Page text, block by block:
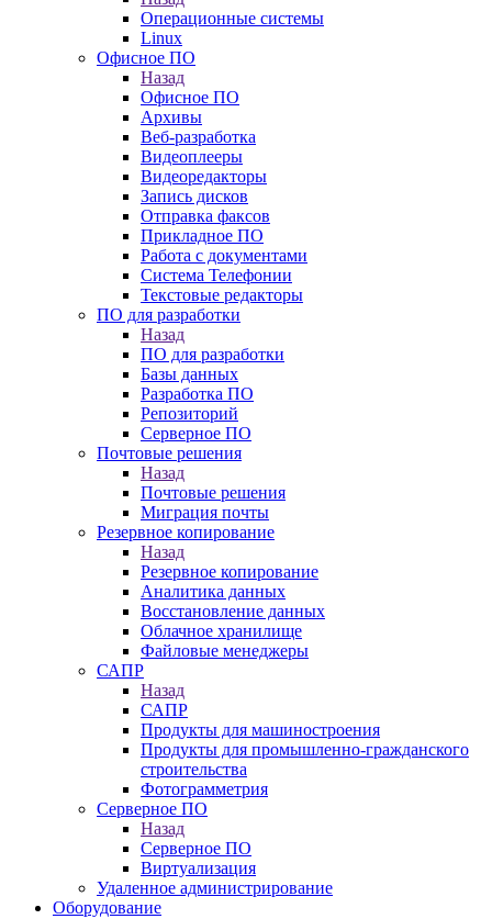
Операционные системы
Linux
Офисное ПО
Назад
Офисное ПО
Архивы
Веб-разработка
Видеоплееры
Видеоредакторы
Запись дисков
Отправка факсов
Прикладное ПО
Работа с документами
Система Телефонии
Текстовые редакторы
ПО для разработки
Назад
ПО для разработки
Базы данных
Разработка ПО
Репозиторий
Серверное ПО
Почтовые решения
Назад
Почтовые решения
Миграция почты
Резервное копирование
Назад
Резервное копирование
Аналитика данных
Восстановление данных
Облачное хранилище
Файловые менеджеры
САПР
Назад
САПР
Продукты для машиностроения
Продукты для промышленно-гражданского
строительства
Фотограмметрия
Серверное ПО
Назад
Серверное ПО
Виртуализация
Удаленное администрирование
Оборудование